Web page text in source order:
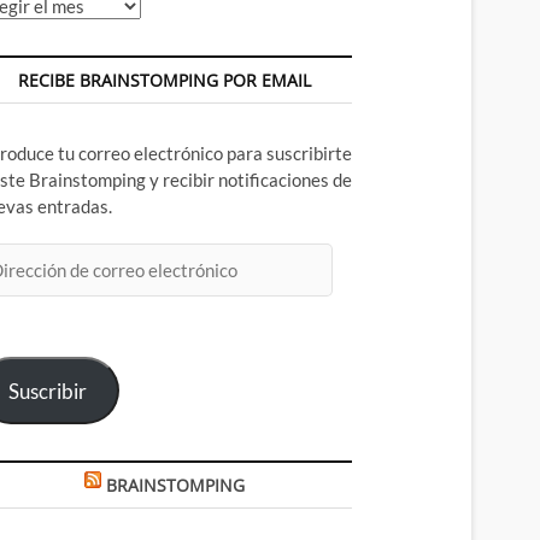
RECIBE BRAINSTOMPING POR EMAIL
tu correo electrónico para suscribirte
Brainstomping y recibir notificaciones de
entradas.
Suscribir
BRAINSTOMPING